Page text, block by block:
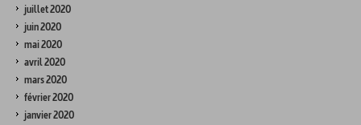
juillet 2020
juin 2020
mai 2020
avril 2020
mars 2020
février 2020
janvier 2020